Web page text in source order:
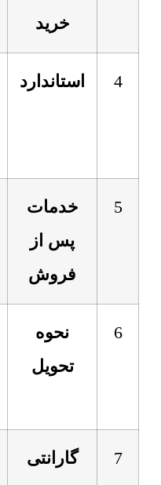
خرید
4 استاندارد
5
خدمات
پس از
فروش
6
نحوه
تحویل
7 گارانتی